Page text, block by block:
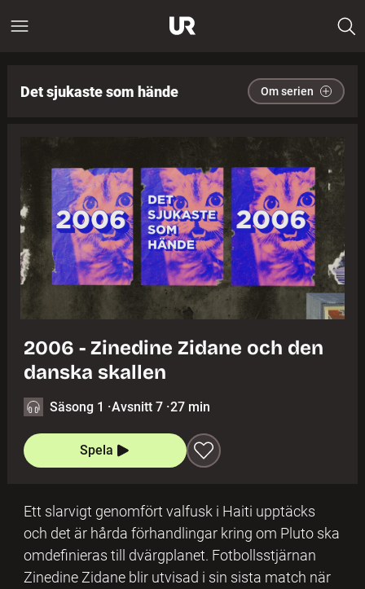
Det sjukaste som hände Om serien
2006 - Zinedine Zidane och den
danska skallen
Säsong 1 ·Avsnitt 7 ·27 min
Spela
Ett slarvigt genomfört valfusk i Haiti upptäcks
och det är hårda förhandlingar kring om Pluto ska
omdefinieras till dvärgplanet. Fotbollsstjärnan
Zinedine Zidane blir utvisad i sin sista match när